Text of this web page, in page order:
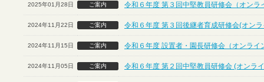
2025年01月28日 ご案内 令和６年度 第３回中堅教員研修会（オンラ
2024年11月22日 ご案内 令和６年度 第３回後継者育成研修会(オン
2024年11月15日 ご案内 令和６年度 設置者・園長研修会（オンライ
2024年11月05日 ご案内 令和６年度 第２回中堅教員研修会 (オンラ